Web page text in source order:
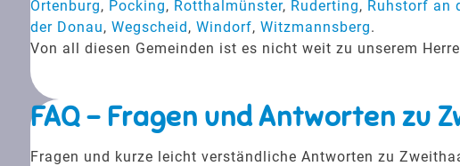
Ortenburg, Pocking, Rotthalmünster, Ruderting, Ruhstorf an
der Donau, Wegscheid, Windorf, Witzmannsberg.
Von all diesen Gemeinden ist es nicht weit zu unserem
FAQ - Fragen und Antworten zu
Fragen und kurze leicht verständliche Antworten zu